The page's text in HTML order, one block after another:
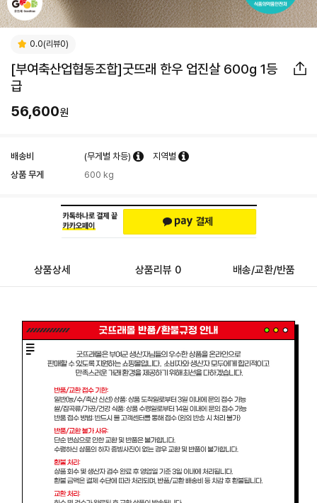
0.0(리뷰0)
[부여축산업협동조합]굿뜨래 한우 업진살 600g 1등
급
56,600원
배송비 (무게별 차등)
지역별
상품 무게
600 kg
상품상세 상품리뷰 0 배송/교환/반품